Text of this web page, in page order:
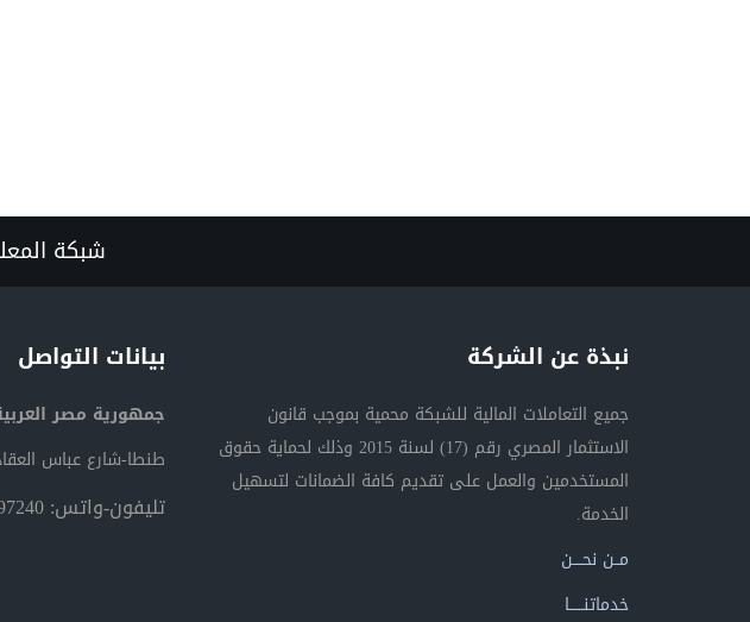
شبكة
نبذة عن الشركة
جميع التعاملات المالية للشبكة محمية بموجب قانون
الاستثمار المصري رقم (17) لسنة 2015 وذلك لحماية حقوق
المستخدمين والعمل على تقديم كافة الضمانات لتسهيل
الخدمة.
مــن نحــــن
خدماتنــــــا
بيانات التواصل
جمهورية مصر
طنطا-شارع عباس
تليفون-واتس: 00201014097240